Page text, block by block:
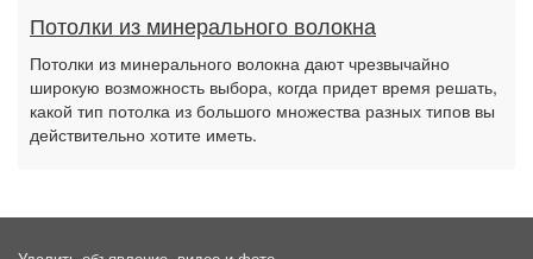
Потолки из минерального волокна
Потолки из минерального волокна дают чрезвычайно
широкую возможность выбора, когда придет время решать,
какой тип потолка из большого множества разных типов вы
действительно хотите иметь.